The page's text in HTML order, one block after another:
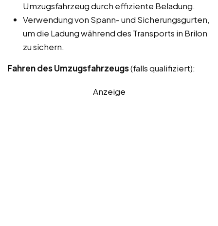
Umzugsfahrzeug durch effiziente Beladung.
Verwendung von Spann- und Sicherungsgurten,
um die Ladung während des Transports in Brilon
zu sichern.
Fahren des Umzugsfahrzeugs(falls qualifiziert):
Anzeige